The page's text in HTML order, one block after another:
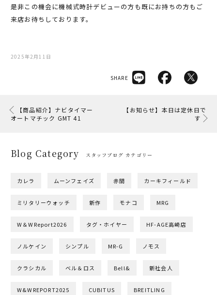
是非この機会に機械式時計デビューの方も既にお持ちの方もご
来店お待ちしております。
2025年2月11日
SHARE
【商品紹介】ナビタイマー
オートマチック GMT 41
【お知らせ】本日は定休日で
す
Blog Category スタッフブログ カテゴリー
カレラ ムーンフェイズ 赤間 カーキフィールド
ミリタリーウォッチ 新作 モナコ MRG
W＆WReport2026 タグ・ホイヤー HF-AGE高崎店
ノルケイン シンプル MR-G ノモス
クラシカル ベル＆ロス Bell& 新社会人
W&WREPORT2025 CUBITUS BREITLING